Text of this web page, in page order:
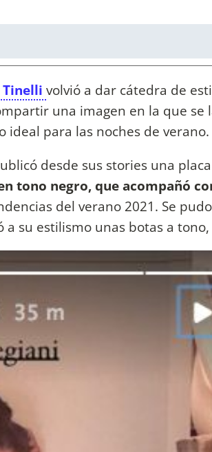
Tinelli volvió a dar cátedra de
una imagen en la que se
para las noches de verano.
desde sus stories una
tono negro, que acompañó
del verano 2021. Se
a su estilismo unas botas a